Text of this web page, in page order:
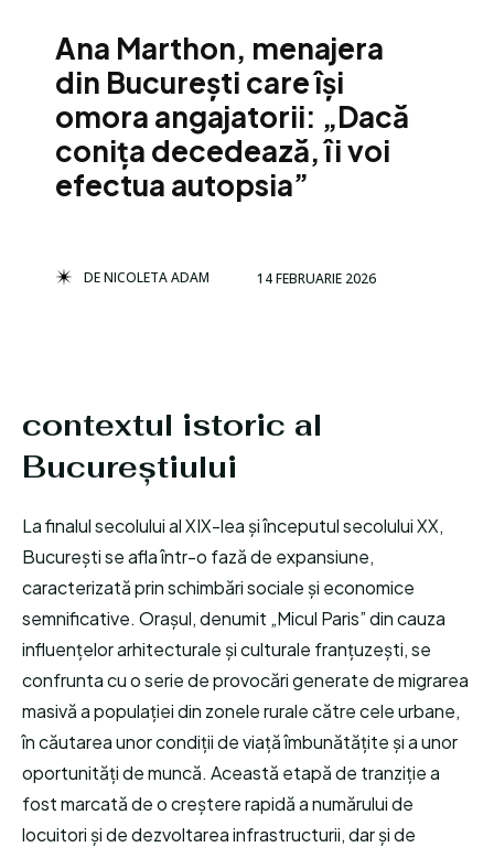
Ana Marthon, menajera
din București care își
omora angajatorii: „Dacă
conița decedează, îi voi
efectua autopsia”
DENICOLETA ADAM 14 FEBRUARIE 2026
contextul istoric al
Bucureștiului
La finalul secolului al XIX-lea și începutul secolului XX,
București se afla într-o fază de expansiune,
caracterizată prin schimbări sociale și economice
semnificative. Orașul, denumit „Micul Paris” din cauza
influențelor arhitecturale și culturale franțuzești, se
confrunta cu o serie de provocări generate de migrarea
masivă a populației din zonele rurale către cele urbane,
în căutarea unor condiții de viață îmbunătățite și a unor
oportunități de muncă. Această etapă de tranziție a
fost marcată de o creștere rapidă a numărului de
locuitori și de dezvoltarea infrastructurii, dar și de